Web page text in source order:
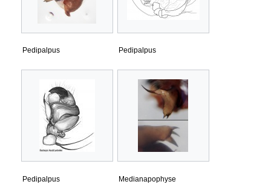
Pedipalpus Pedipalpus
Pedipalpus Medianapophyse